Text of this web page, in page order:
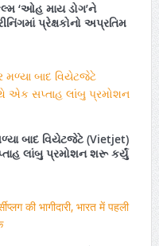
‘ઓહ માય ડોગ’ને
પ્રેક્ષકોનો અપ્રતિમ
બાદ વિયેટજેટે (Vietjet)
લાંબુ પ્રમોશન શરૂ કર્યું